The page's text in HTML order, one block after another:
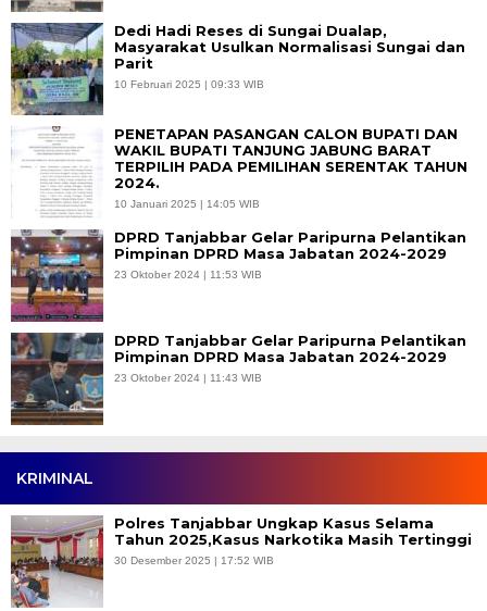
Dedi Hadi Reses di Sungai Dualap,
Masyarakat Usulkan Normalisasi Sungai dan
Parit
10 Februari 2025 | 09:33 WIB
PENETAPAN PASANGAN CALON BUPATI DAN
WAKIL BUPATI TANJUNG JABUNG BARAT
TERPILIH PADA PEMILIHAN SERENTAK TAHUN
2024.
10 Januari 2025 | 14:05 WIB
DPRD Tanjabbar Gelar Paripurna Pelantikan
Pimpinan DPRD Masa Jabatan 2024-2029
23 Oktober 2024 | 11:53 WIB
DPRD Tanjabbar Gelar Paripurna Pelantikan
Pimpinan DPRD Masa Jabatan 2024-2029
23 Oktober 2024 | 11:43 WIB
KRIMINAL
Polres Tanjabbar Ungkap Kasus Selama
Tahun 2025,Kasus Narkotika Masih Tertinggi
30 Desember 2025 | 17:52 WIB